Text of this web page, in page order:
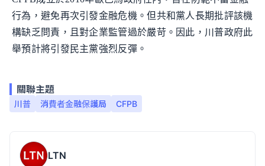
行為，避免再次引發金融危機。但共和黨人長期批評該機
構缺乏問責，且對企業監管過於嚴苛。因此，川普政府此
舉預計將引發民主黨強烈反彈。
關聯主題
川普 消費者金融保護局 CFPB
LTN